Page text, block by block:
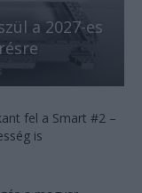
a 2027-es
fel a Smart #2 –
is